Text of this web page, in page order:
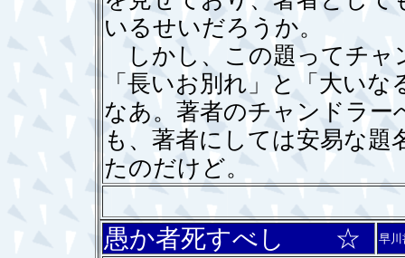
いるせいだろうか。
しかし、この題ってチャ
「長いお別れ」と「大い
なあ。著者のチャンドラ
も、著者にしては安易な
たのだけど。
愚か者死すべし ☆ 早川